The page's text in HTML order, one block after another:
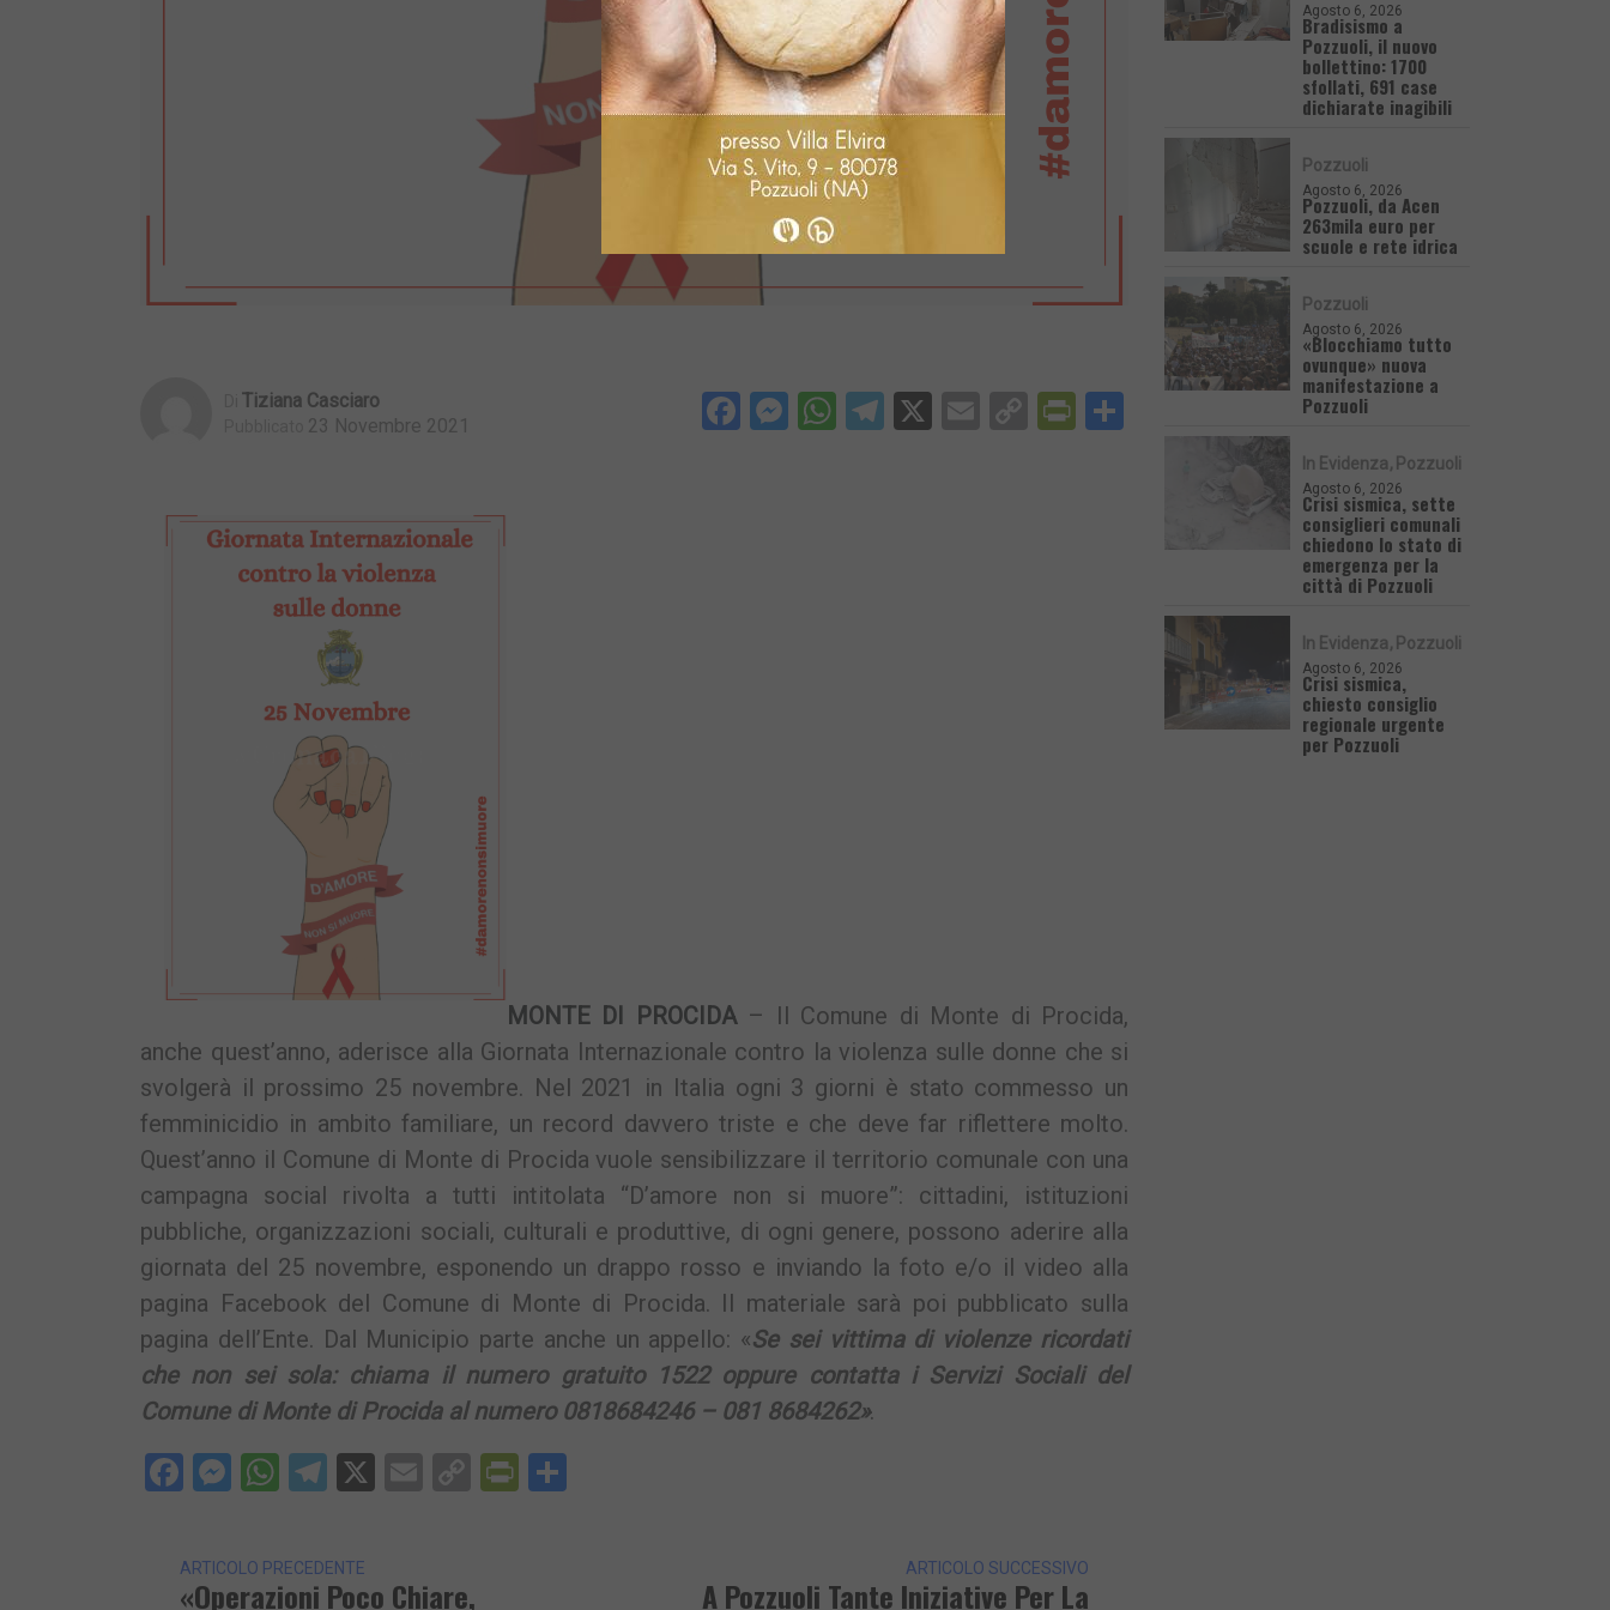
Tiziana Casciaro
23 Novembre 2021 Facebook
Messenger
WhatsApp
Telegram
X EmailCopyPrintFriendly
MONTE DI PROCIDA– Il Comune di Monte di Procida,
anche quest’anno, aderisce alla Giornata Internazionale contro la violenza sulle donne che si
svolgerà il prossimo 25 novembre. Nel 2021 in Italia ogni 3 giorni è stato commesso un
femminicidio in ambito familiare, un record davvero triste e che deve far riflettere molto.
Quest’anno il Comune di Monte di Procida vuole sensibilizzare il territorio comunale con una
campagna social rivolta a tutti intitolata “D’amore non si muore”: cittadini, istituzioni
pubbliche, organizzazioni sociali, culturali e produttive, di ogni genere, possono aderire alla
giornata del 25 novembre, esponendo un drappo rosso e inviando la foto e/o il video alla
pagina Facebook del Comune di Monte di Procida. Il materiale sarà poi pubblicato sulla
pagina dell’Ente. Dal Municipio parte anche un appello: «Se sei vittima di violenze ricordati
che non sei sola: chiama il numero gratuito 1522 oppure contatta i Servizi Sociali del
Comune di Monte di Procida al numero 0818684246 – 081 8684262».
Facebook
Messenger
WhatsApp
Telegram
X EmailCopyPrintFriendly
ARTICOLO PRECEDENTE
«Operazioni Poco Chiare,
ARTICOLO SUCCESSIVO
A Pozzuoli Tante Iniziative Per La
Agosto 6, 2026
Bradisismo a
Pozzuoli, il nuovo
bollettino: 1700
sfollati, 691 case
dichiarate inagibili
Pozzuoli
Agosto 6, 2026
Pozzuoli, da Acen
263mila euro per
scuole e rete idrica
Pozzuoli
Agosto 6, 2026
«Blocchiamo tutto
ovunque» nuova
manifestazione a
Pozzuoli
In Evidenza Pozzuoli
Agosto 6, 2026
Crisi sismica, sette
consiglieri comunali
chiedono lo stato di
emergenza per la
città di Pozzuoli
In Evidenza Pozzuoli
Agosto 6, 2026
Crisi sismica,
chiesto consiglio
regionale urgente
per Pozzuoli